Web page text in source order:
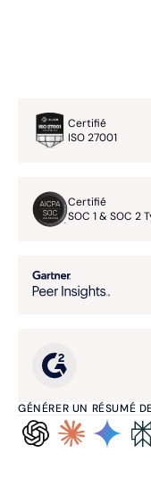
GÉNÉRER UN RÉSUMÉ
Certifié
ISO 27001
Certifié
SOC 1 & SOC 2